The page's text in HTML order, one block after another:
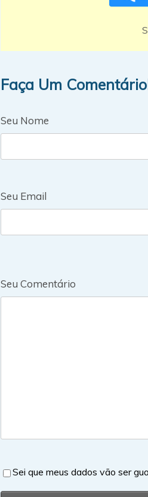
Faça Um
Seu Nome
Seu Email
Seu Comentário
Sei que meus dados vão ser